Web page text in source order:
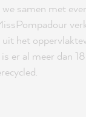
samen met
het
er al meer dan